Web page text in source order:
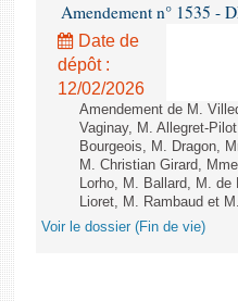
Amendement n° 1535 -
Date de
dépôt :
12/02/2026
Amendement de M.
Vaginay, M. Allegret-
Bourgeois, M. Dragon,
M. Christian Girard,
Lorho, M. Ballard, M.
Lioret, M. Rambaud et
Voir le dossier (Fin de vie)